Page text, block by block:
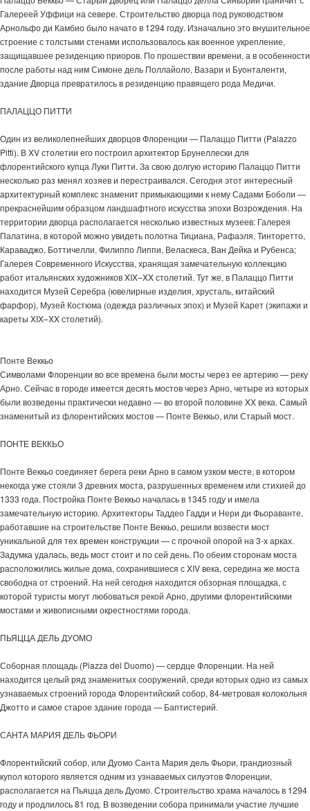
Галереей Уффици на севере. Строительство дворца под руководством
Арнольфо ди Камбио было начато в 1294 году. Изначально это внушительное
строение с толстыми стенами использовалось как военное укрепление,
защищавшее резиденцию приоров. По прошествии времени, а в особенности
после работы над ним Симоне дель Поллайоло, Вазари и Буонталенти,
здание Дворца превратилось в резиденцию правящего рода Медичи.
ПАЛАЦЦО ПИТТИ
Один из великолепнейших дворцов Флоренции — Палаццо Питти (Palazzo
Pitti). В XV столетии его построил архитектор Брунеллески для
флорентийского купца Луки Питти. За свою долгую историю Палаццо Питти
несколько раз менял хозяев и перестраивался. Сегодня этот интересный
архитектурный комплекс знаменит примыкающими к нему Садами Боболи —
прекраснейшим образцом ландшафтного искусства эпохи Возрождения. На
территории дворца располагается несколько известных музеев: Галерея
Палатина, в которой можно увидеть полотна Тициана, Рафаэля, Тинторетто,
Караваджо, Боттичелли, Филиппо Липпи, Веласкеса, Ван Дейка и Рубенса;
Галерея Современного Искусства, хранящая замечательную коллекцию
работ итальянских художников XIX–XX столетий. Тут же, в Палаццо Питти
находится Музей Серебра (ювелирные изделия, хрусталь, китайский
фарфор), Музей Костюма (одежда различных эпох) и Музей Карет (экипажи и
кареты XIX–XX столетий).
Понте Веккьо
Символами Флоренции во все времена были мосты через ее артерию — реку
Арно. Сейчас в городе имеется десять мостов через Арно, четыре из которых
были возведены практически недавно — во второй половине XX века. Самый
знаменитый из флорентийских мостов — Понте Веккьо, или Старый мост.
ПОНТЕ ВЕККЬО
Понте Веккьо соединяет берега реки Арно в самом узком месте, в котором
некогда уже стояли 3 древних моста, разрушенных временем или стихией до
1333 года. Постройка Понте Веккьо началась в 1345 году и имела
замечательную историю. Архитекторы Таддео Гадди и Нери ди Фьораванте,
работавшие на строительстве Понте Веккьо, решили возвести мост
уникальной для тех времен конструкции — с прочной опорой на 3-х арках.
Задумка удалась, ведь мост стоит и по сей день. По обеим сторонам моста
расположились жилые дома, сохранившиеся с XIV века, середина же моста
свободна от строений. На ней сегодня находится обзорная площадка, с
которой туристы могут любоваться рекой Арно, другими флорентийскими
мостами и живописными окрестностями города.
ПЬЯЦЦА ДЕЛЬ ДУОМО
Соборная площадь (Piazza del Duomo) — сердце Флоренции. На ней
находится целый ряд знаменитых сооружений, среди которых одно из самых
узнаваемых строений города Флорентийский собор, 84-метровая колокольня
Джотто и самое старое здание города — Баптистерий.
САНТА МАРИЯ ДЕЛЬ ФЬОРИ
Флорентийский собор, или Дуомо Санта Мария дель Фьори, грандиозный
купол которого является одним из узнаваемых силуэтов Флоренции,
располагается на Пьяцца дель Дуомо. Строительство храма началось в 1294
году и продлилось 81 год. В возведении собора принимали участие лучшие